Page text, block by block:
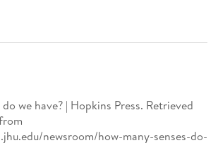
we have? | Hopkins Press. Retrieved
newsroom/how-many-senses-do-